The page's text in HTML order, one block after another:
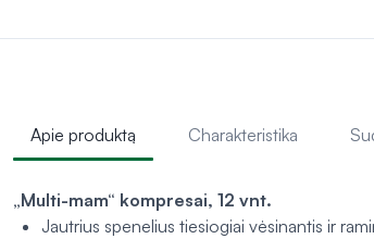
Apie produktą Charakteristika
„Multi-mam“ kompresai, 12 vnt.
Jautrius spenelius tiesiogiai vėsinantis ir